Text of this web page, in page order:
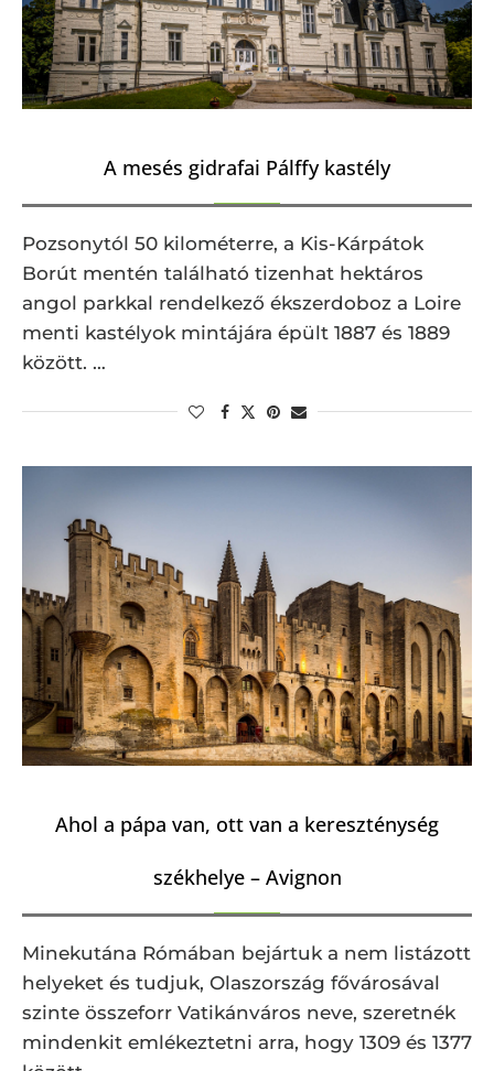
A mesés gidrafai Pálffy kastély
Pozsonytól 50 kilométerre, a Kis-Kárpátok
Borút mentén található tizenhat hektáros
angol parkkal rendelkező ékszerdoboz a Loire
menti kastélyok mintájára épült 1887 és 1889
között. …
Ahol a pápa van, ott van a kereszténység
székhelye – Avignon
Minekutána Rómában bejártuk a nem listázott
helyeket és tudjuk, Olaszország fővárosával
szinte összeforr Vatikánváros neve, szeretnék
mindenkit emlékeztetni arra, hogy 1309 és 1377